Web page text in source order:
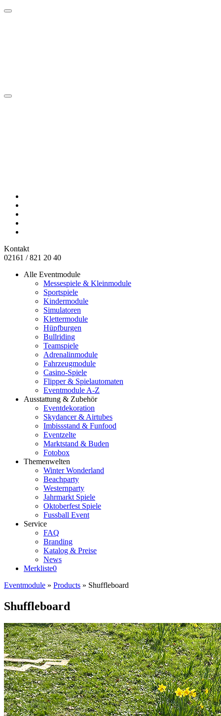
Kontakt
02161 / 821 20 40
Alle Eventmodule
Messespiele & Kleinmodule
Sportspiele
Kindermodule
Simulatoren
Klettermodule
Hüpfburgen
Bullriding
Teamspiele
Adrenalinmodule
Fahrzeugmodule
Casino-Spiele
Flipper & Spielautomaten
Eventmodule A-Z
Ausstattung & Zubehör
Eventdekoration
Skydancer & Airtubes
Imbissstand & Funfood
Eventzelte
Marktstand & Buden
Fotobox
Themenwelten
Winter Wonderland
Beachparty
Westernparty
Jahrmarkt Spiele
Oktoberfest Spiele
Fussball Event
Service
FAQ
Branding
Katalog & Preise
News
Merkliste0
Eventmodule » Products » Shuffleboard
Shuffleboard